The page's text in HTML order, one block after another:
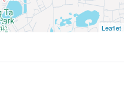
Leaflet